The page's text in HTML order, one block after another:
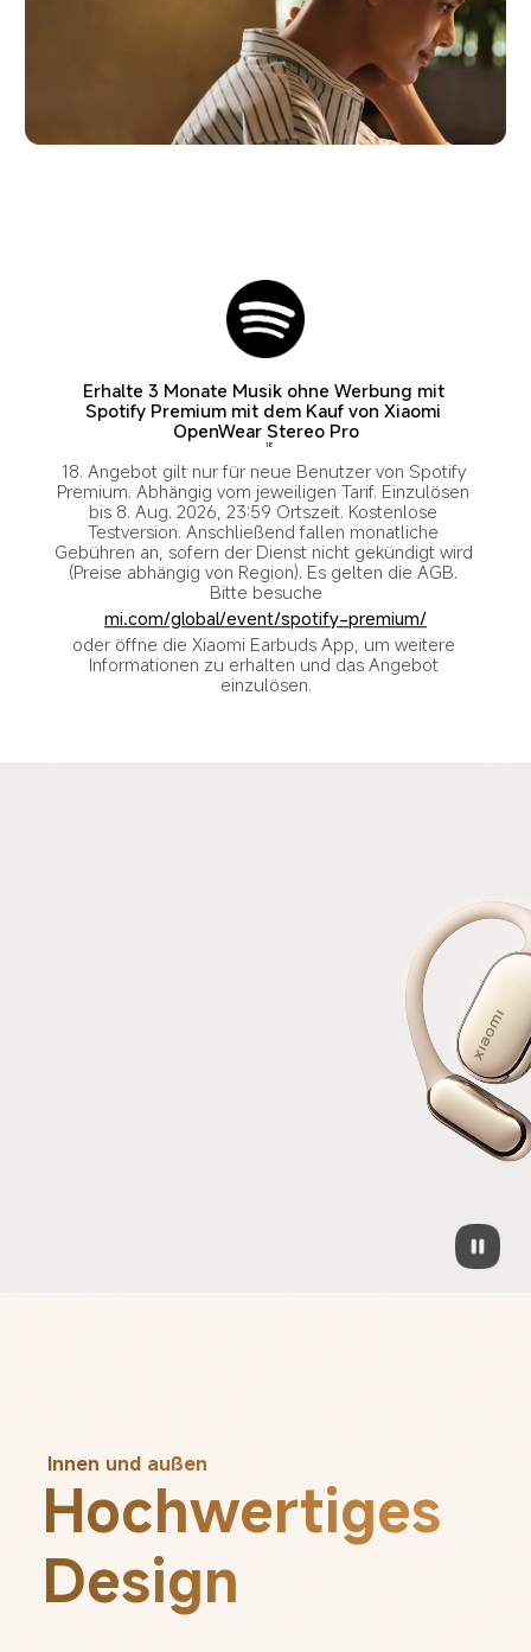
Erhalte 3 Monate Musik ohne Werbung mit
Spotify Premium mit dem Kauf von Xiaomi
OpenWear Stereo Pro
18
18. Angebot gilt nur für neue Benutzer von Spotify
Premium. Abhängig vom jeweiligen Tarif. Einzulösen
bis 8. Aug. 2026, 23:59 Ortszeit. Kostenlose
Testversion. Anschließend fallen monatliche
Gebühren an, sofern der Dienst nicht gekündigt wird
(Preise abhängig von Region). Es gelten die AGB.
Bitte besuche
mi.com/global/event/spotify-premium/
oder öffne die Xiaomi Earbuds App, um weitere
Informationen zu erhalten und das Angebot
einzulösen.
Innen und außen
Hochwertiges
Design